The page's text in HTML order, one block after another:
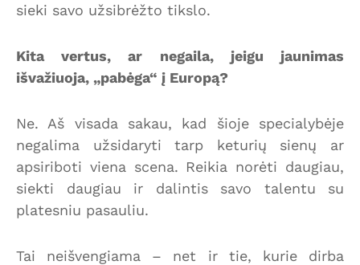
sieki savo užsibrėžto tikslo.
Kita vertus, ar negaila, jeigu jaunimas
išvažiuoja, „pabėga“ į Europą?
Ne. Aš visada sakau, kad šioje specialybėje
negalima užsidaryti tarp keturių sienų ar
apsiriboti viena scena. Reikia norėti daugiau,
siekti daugiau ir dalintis savo talentu su
platesniu pasauliu.
Tai neišvengiama – net ir tie, kurie dirba